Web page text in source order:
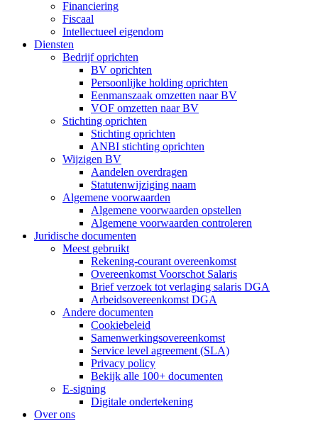
Financiering
Fiscaal
Intellectueel eigendom
Diensten
Bedrijf oprichten
BV oprichten
Persoonlijke holding oprichten
Eenmanszaak omzetten naar BV
VOF omzetten naar BV
Stichting oprichten
Stichting oprichten
ANBI stichting oprichten
Wijzigen BV
Aandelen overdragen
Statutenwijziging naam
Algemene voorwaarden
Algemene voorwaarden opstellen
Algemene voorwaarden controleren
Juridische documenten
Meest gebruikt
Rekening-courant overeenkomst
Overeenkomst Voorschot Salaris
Brief verzoek tot verlaging salaris DGA
Arbeidsovereenkomst DGA
Andere documenten
Cookiebeleid
Samenwerkingsovereenkomst
Service level agreement (SLA)
Privacy policy
Bekijk alle 100+ documenten
E-signing
Digitale ondertekening
Over ons